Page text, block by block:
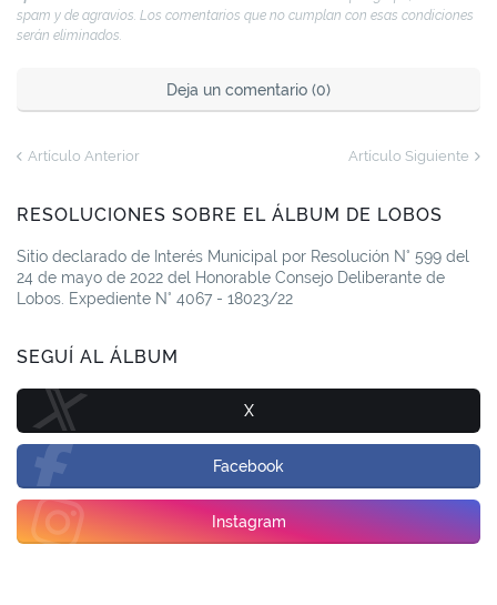
spam y de agravios. Los comentarios que no cumplan con esas condiciones
serán eliminados.
Deja un comentario (0)
Artículo Anterior Artículo Siguiente
RESOLUCIONES SOBRE EL ÁLBUM DE LOBOS
Sitio declarado de Interés Municipal por Resolución N° 599 del
24 de mayo de 2022 del Honorable Consejo Deliberante de
Lobos. Expediente N° 4067 - 18023/22
SEGUÍ AL ÁLBUM
X
Facebook
Instagram